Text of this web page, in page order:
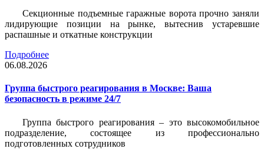
Секционные подъемные гаражные ворота прочно заняли
лидирующие позиции на рынке, вытеснив устаревшие
распашные и откатные конструкции
Подробнее
06.08.2026
Группа быстрого реагирования в Москве: Ваша
безопасность в режиме 24/7
Группа быстрого реагирования – это высокомобильное
подразделение, состоящее из профессионально
подготовленных сотрудников